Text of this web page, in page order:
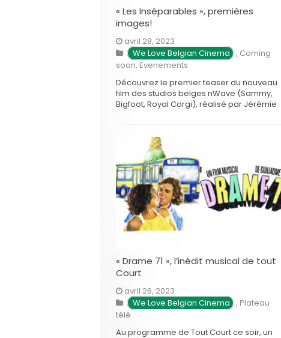
« Les Inséparables », premières
images!
avril 28, 2023
We Love Belgian Cinema , Coming
soon, Evenements
Découvrez le premier teaser du nouveau
film des studios belges nWave (Sammy,
Bigfoot, Royal Corgi), réalisé par Jérémie
Compétition officielle au prestigieux festival
d’Annecy! A quoi s’attendre? Et bien à une
belle histoire d’amitié, imaginée par les
créateurs de …
« Drame 71 », l’inédit musical de tout
Court
avril 26, 2023
We Love Belgian Cinema , Plateau
télé
Au programme de Tout Court ce soir, un